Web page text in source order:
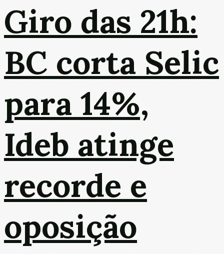
Giro das 21h:
BC corta Selic
para 14%,
Ideb atinge
recorde e
oposição